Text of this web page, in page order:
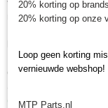
verkopen deze
minitractormerken
Heeft u nog andere
ons volledigeIseki
Ook interessant
20% korting op
20% korting op onze
Loop geen korting
vernieuwde webshop!
MTP Parts.nl